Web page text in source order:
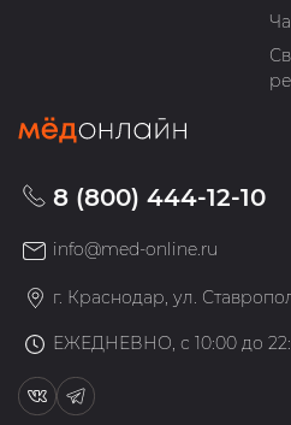
8 (800) 444-12-10
info@med-online.ru
г. Краснодар, ул.
ЕЖЕДНЕВНО, с 10:00 до